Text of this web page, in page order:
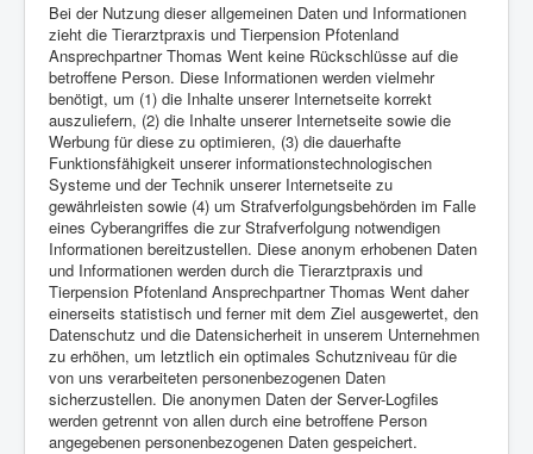
Bei der Nutzung dieser allgemeinen Daten und Informationen
zieht die Tierarztpraxis und Tierpension Pfotenland
Ansprechpartner Thomas Went keine Rückschlüsse auf die
betroffene Person. Diese Informationen werden vielmehr
benötigt, um (1) die Inhalte unserer Internetseite korrekt
auszuliefern, (2) die Inhalte unserer Internetseite sowie die
Werbung für diese zu optimieren, (3) die dauerhafte
Funktionsfähigkeit unserer informationstechnologischen
Systeme und der Technik unserer Internetseite zu
gewährleisten sowie (4) um Strafverfolgungsbehörden im Falle
eines Cyberangriffes die zur Strafverfolgung notwendigen
Informationen bereitzustellen. Diese anonym erhobenen Daten
und Informationen werden durch die Tierarztpraxis und
Tierpension Pfotenland Ansprechpartner Thomas Went daher
einerseits statistisch und ferner mit dem Ziel ausgewertet, den
Datenschutz und die Datensicherheit in unserem Unternehmen
zu erhöhen, um letztlich ein optimales Schutzniveau für die
von uns verarbeiteten personenbezogenen Daten
sicherzustellen. Die anonymen Daten der Server-Logfiles
werden getrennt von allen durch eine betroffene Person
angegebenen personenbezogenen Daten gespeichert.